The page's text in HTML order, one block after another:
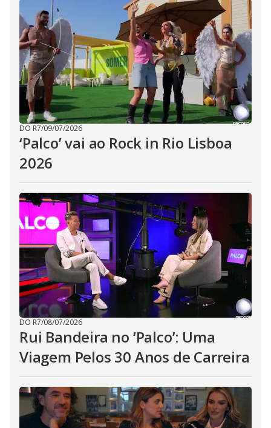
DO R7/09/07/2026
‘Palco’ vai ao Rock in Rio Lisboa
2026
DO R7/08/07/2026
Rui Bandeira no ‘Palco’: Uma
Viagem Pelos 30 Anos de Carreira